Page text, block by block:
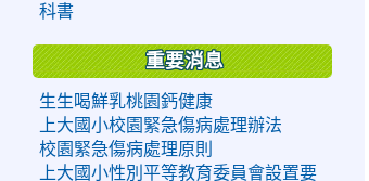
科書
重要消息
生生喝鮮乳桃園鈣健康
上大國小校園緊急傷病處理辦法
校園緊急傷病處理原則
上大國小性別平等教育委員會設置要